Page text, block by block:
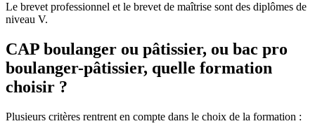
Le brevet professionnel et le brevet de maîtrise sont des diplômes de
niveau V.
CAP boulanger ou pâtissier, ou bac pro
boulanger-pâtissier, quelle formation
choisir ?
Plusieurs critères rentrent en compte dans le choix de la formation :